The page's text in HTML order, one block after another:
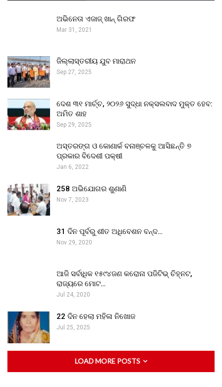
ଅଭିନେତା ଏଜାଜ୍ ଖାନ୍ ଗିରଫ
Mar 31, 2021
ଜିଲ୍ଲାସ୍ତରୀୟ ଯୁବ ମାରାଥନ
Sep 27, 2025
ଦେଶ ୩୧ ମାର୍ଚ୍ଚ, ୨୦୨୬ ସୁଦ୍ଧା ନକ୍ସଲବାଦ ମୁକ୍ତ ହେବ:
ଅମିତ ଶାହ
Sep 29, 2025
ଅସ୍ତରଙ୍ଗ ଓ କୋଣାର୍କ ବନାଞ୍ଚଳକୁ ଆସିଛନ୍ତି ୭
ପ୍ରକାର ବିଦେଶୀ ପକ୍ଷୀ
Jan 6, 2022
258 ଅଭିଯୋଗର ଶୁଣାଣି
Nov 7, 2023
31 ଦିନ ପୂର୍ବରୁ ଶୀତ ଅଧିବେଶନ ବନ୍ଦ…
Nov 29, 2020
ଆଜି ସର୍ବାଧିକ ୧୫୯୪ଜଣ କରୋନା ପଜିଟିଭ୍ ଚିହ୍ନଟ,
ରାଜ୍ୟରେ ମୋଟ…
Jul 24, 2020
22 ଦିନ ହେଲା ମହିଳା ନିଖୋଜ
Jul 25, 2025
LOAD MORE POSTS